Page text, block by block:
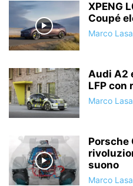
XPENG
Coupé
Marco
Audi A2
LFP con
Marco
Porsche
suono
Marco